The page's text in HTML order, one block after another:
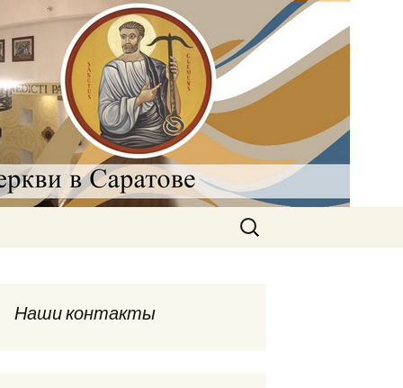
в
Найти:
Наши контакты